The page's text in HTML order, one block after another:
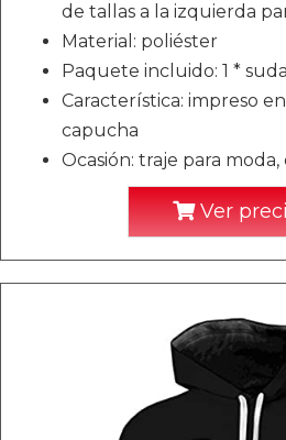
de tallas a la izquierda
Material: poliéster
Paquete incluido: 1 *
Característica: impreso
capucha
Ocasión: traje para
Ver